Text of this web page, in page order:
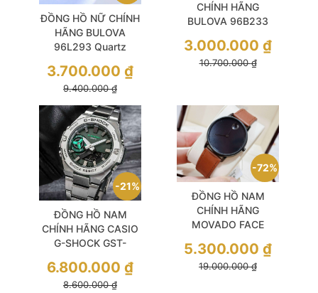
ĐỒNG HỒ NỮ CHÍNH
HÃNG BULOVA
96L293 Quartz
Dial Silver Stainless
Steel For Lady
9.400.000₫
3.700.000 ₫
CHÍNH HÃNG
BULOVA 96B233
Leather For Men
10.700.000₫
3.000.000 ₫
21%
ĐỒNG HỒ NAM
CHÍNH HÃNG CASIO
G-SHOCK GST-
Solar Green Dial Silver
Stainless Steel For
8.600.000₫
6.800.000 ₫
72%
ĐỒNG HỒ NAM
CHÍNH HÃNG
MOVADO FACE
Black Dial Brown
Leather For Men
19.000.000₫
5.300.000 ₫